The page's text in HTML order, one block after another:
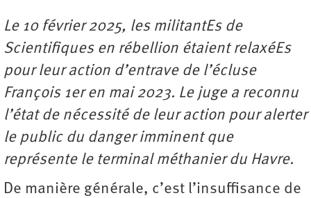
Le 10 février 2025, les militantEs de
Scientifiques en rébellion étaient relaxéEs
pour leur action d’entrave de l’écluse
François 1er en mai 2023. Le juge a reconnu
l’état de nécessité de leur action pour alerter
le public du danger imminent que
représente le terminal méthanier du Havre.
De manière générale, c’est l’insuffisance de